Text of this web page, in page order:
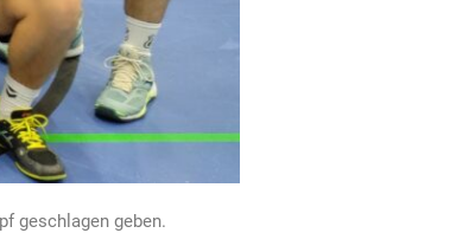
geschlagen geben.